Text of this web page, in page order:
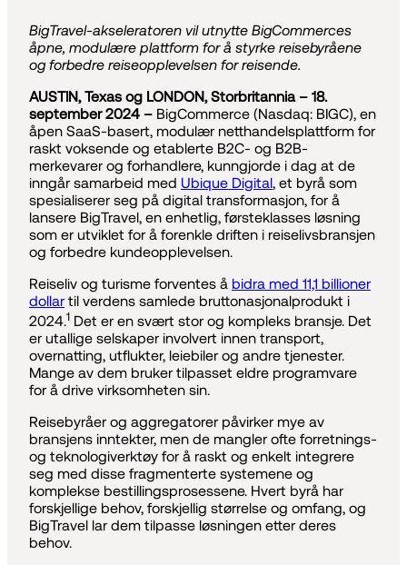
BigTravel-akseleratoren vil utnytte BigCommerces
åpne, modulære plattform for å styrke reisebyråene
og forbedre reiseopplevelsen for reisende.
AUSTIN, Texas og LONDON, Storbritannia – 18.
september 2024 – BigCommerce (Nasdaq: BIGC), en
åpen SaaS-basert, modulær netthandelsplattform for
raskt voksende og etablerte B2C- og B2B-
merkevarer og forhandlere, kunngjorde i dag at de
inngår samarbeid med Ubique Digital, et byrå som
spesialiserer seg på digital transformasjon, for å
lansere BigTravel, en enhetlig, førsteklasses løsning
som er utviklet for å forenkle driften i reiselivsbransjen
og forbedre kundeopplevelsen.
Reiseliv og turisme forventes å bidra med 11,1 billioner
dollartil verdens samlede bruttonasjonalprodukt i
2024.1 Det er en svært stor og kompleks bransje. Det
er utallige selskaper involvert innen transport,
overnatting, utflukter, leiebiler og andre tjenester.
Mange av dem bruker tilpasset eldre programvare
for å drive virksomheten sin.
Reisebyråer og aggregatorer påvirker mye av
bransjens inntekter, men de mangler ofte forretnings-
og teknologiverktøy for å raskt og enkelt integrere
seg med disse fragmenterte systemene og
komplekse bestillingsprosessene. Hvert byrå har
forskjellige behov, forskjellig størrelse og omfang, og
BigTravel lar dem tilpasse løsningen etter deres
behov.